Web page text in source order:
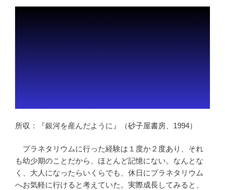
所収：『銀河を産んだように』（砂子屋書房、1994）
プラネタリウムに行った経験は１度か２度あり、それ
も幼少期のことだから、ほとんど記憶にない。なんとな
く、大人になったらいくらでも、休日にプラネタリウム
へお気軽に行けると考えていた。実際成長してみると、